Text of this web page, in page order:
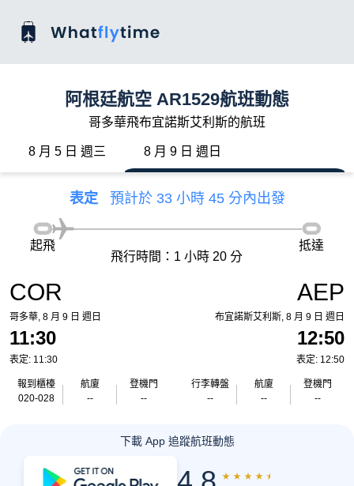
阿根廷航空 AR1529航班動態
哥多華飛布宜諾斯艾利斯的航班
8 月 5 日 週三 8 月 9 日 週日
表定 預計於 33 小時 45 分內出發
COR
哥多華, 8 月 9 日 週日
11:30
表定: 11:30
報到櫃檯
020-028
航廈
--
登機門
--
起飛
飛行時間：1 小時 20 分
抵達
AEP
布宜諾斯艾利斯, 8 月 9 日 週日
12:50
表定: 12:50
行李轉盤
--
航廈
--
登機門
--
下載 App 追蹤航班動態
★ ★ ★ ★ ★